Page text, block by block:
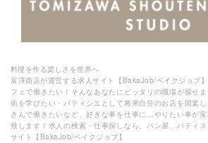
料理を作る楽しさを世界へ
富澤商店が運営する求人サイト【BakaJob/ベイクジョブ
フェで働きたい！そんなあなたにピッタリの職場が探せ
術を学びたい・パティシエとして将来自分のお店を開業
さんで働きたいなど、好きな事を仕事に…やりたい事が
致します！求人の検索・仕事探しなら、パン屋、パティ
サイト【BakaJob/ベイクジョブ】